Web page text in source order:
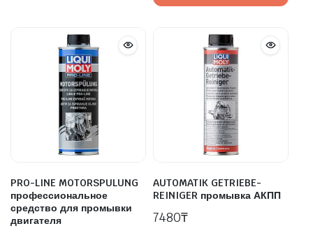
PRO-LINE MOTORSPULUNG
профессиональное
средство для промывки
двигателя
AUTOMATIK GETRIEBE-
REINIGER промывка АКПП
7480₸